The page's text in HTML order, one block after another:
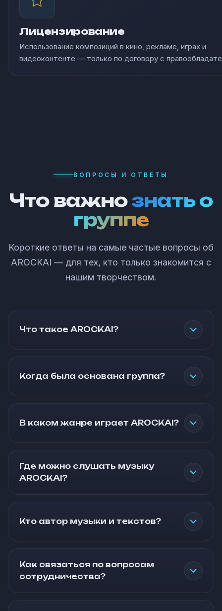
Лицензирование
Использование композиций в кино, рекламе, играх и
видеоконтенте — только по договору с
ВОПРОСЫ И ОТВЕТЫ
Что важнознать о
группе
Короткие ответы на самые частые вопросы об
AROCKAI — для тех, кто только знакомится с
нашим творчеством.
Что такое AROCKAI?
Когда была основана группа?
В каком жанре играет AROCKAI?
Где можно слушать музыку
AROCKAI?
Кто автор музыки и текстов?
Как связаться по вопросам
сотрудничества?